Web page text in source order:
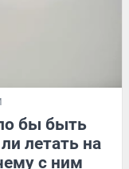
бы быть
летать на
с ним